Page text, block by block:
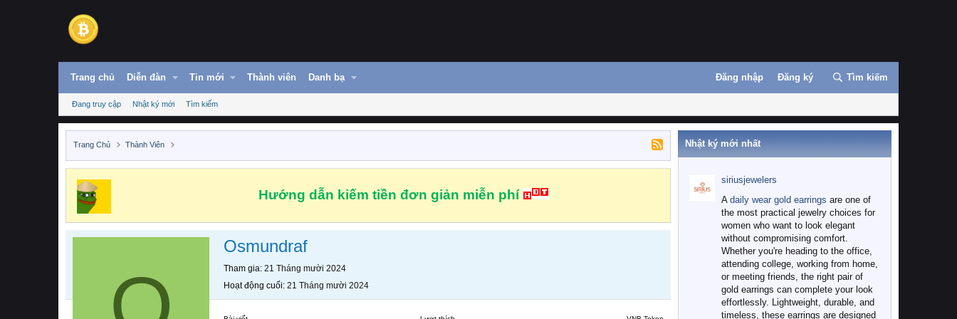
Trang chủ Diễn đàn Tin mới Thành viên Danh bạ Đăng nhập Đăng ký Tìm kiếm
Đang truy cập Nhật ký mới Tìm kiếm
Trang Chủ Thành Viên
Hướng dẫn kiếm tiền đơn giản miễn phí
Osmundraf
Tham gia 21 Tháng mười 2024
Hoạt động cuối 21 Tháng mười 2024
Nhật ký mới nhất
siriusjewelers
A daily wear gold earrings are one of
the most practical jewelry choices for
women who want to look elegant
without compromising comfort.
Whether you're heading to the office,
attending college, working from home,
or meeting friends, the right pair of
gold earrings can complete your look
effortlessly. Lightweight, durable, and
timeless, these earrings are designed